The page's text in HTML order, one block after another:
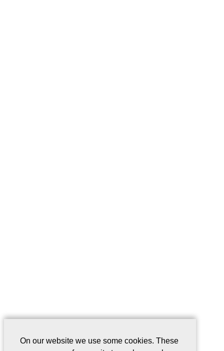
On our website we use some cookies. These